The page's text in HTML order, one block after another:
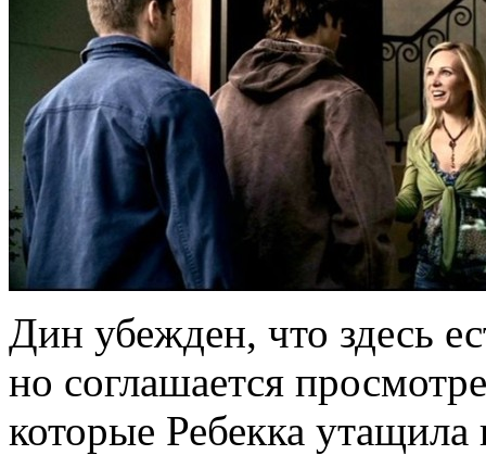
Дин убежден, что здесь
но соглашается
которые Ребекка утащила